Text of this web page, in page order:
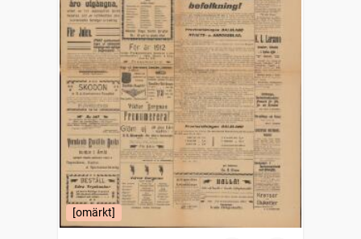
[omärkt]